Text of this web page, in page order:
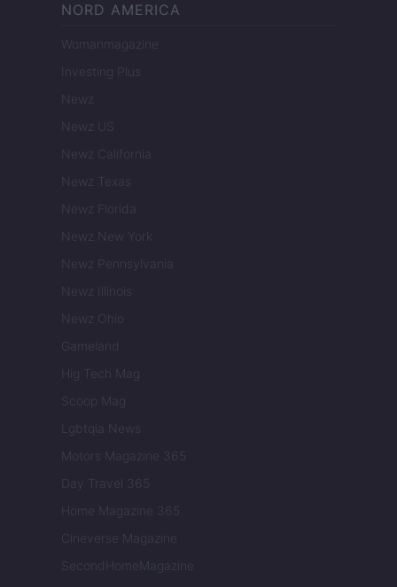
NORD AMERICA
Womanmagazine
Investing Plus
Newz
Newz US
Newz California
Newz Texas
Newz Florida
Newz New York
Newz Pennsylvania
Newz Illinois
Newz Ohio
Gameland
Hig Tech Mag
Scoop Mag
Lgbtqia News
Motors Magazine 365
Day Travel 365
Home Magazine 365
Cineverse Magazine
SecondHomeMagazine